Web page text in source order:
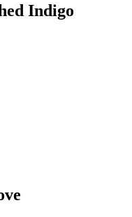
Indigo